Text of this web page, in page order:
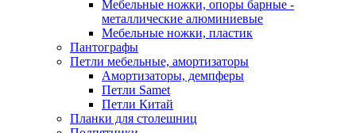
Мебельные ножки, опоры барные -
металлические алюминиевые
Мебельные ножки, пластик
Пантографы
Петли мебельные, амортизаторы
Амортизаторы, демпферы
Петли Samet
Петли Китай
Планки для столешниц